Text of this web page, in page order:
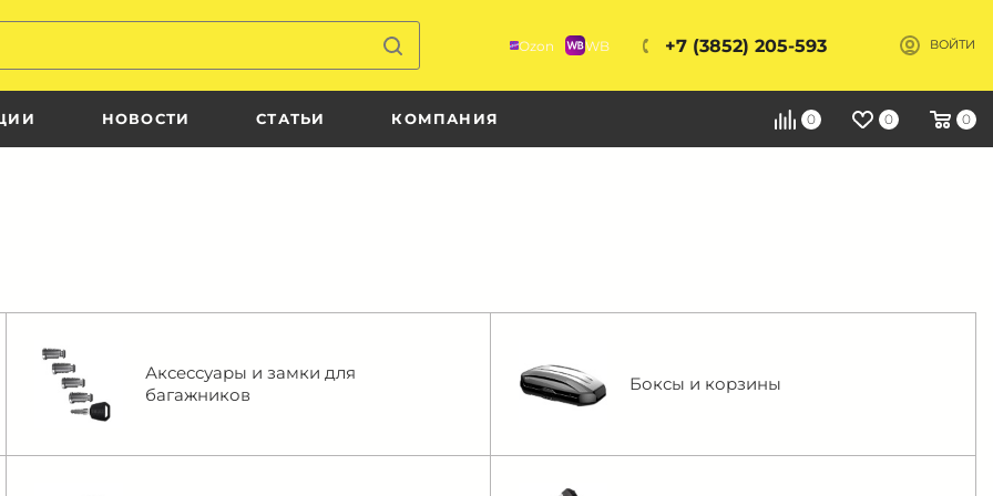
Ozon WB +7 (3852) 205-593 ВОЙТИ
НОВОСТИ СТАТЬИ КОМПАНИЯ 0 0 0
Аксессуары и замки для
багажников
Боксы и корзины